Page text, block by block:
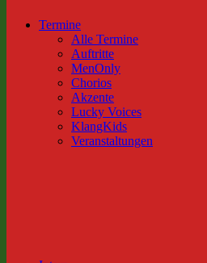
Termine
Alle Termine
Auftritte
MenOnly
Chorios
Akzente
Lucky Voices
KlangKids
Veranstaltungen